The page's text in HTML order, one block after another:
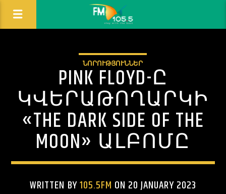
ՆՈՐՈՒԹՅՈՒՆՆԵՐ
PINK FLOYD-Ը
ԿՎԵՐԱԹՈՂԱՐԿԻ
«THE DARK SIDE OF THE
MOON» ԱԼԲՈՄԸ
WRITTEN BY105.5FM ON 20 JANUARY 2023